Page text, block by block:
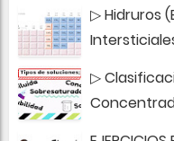
▷ Hidruros
▷